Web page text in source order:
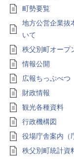
町勢要覧
地方公営企業抜
いて
秩父別町オープ
情報公開
広報ちっぷべつ
財政情報
観光各種資料
行政機構図
役場庁舎案内（
秩父別町統計資